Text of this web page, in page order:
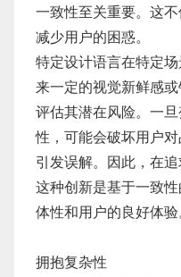
一致性至关重要。这
减少用户的困惑。
特定设计语言在特定
来一定的视觉新鲜感
评估其潜在风险。一
性，可能会破坏用户
引发误解。因此，在
这种创新是基于一致
体性和用户的良好体验
拥抱复杂性